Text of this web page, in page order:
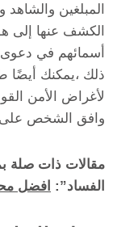
المبلغين
الكشف عنها إلى
أسمائهم في دعوى
ذلك ،يمكنك
لأغراض الأمن
وافق الشخص على
مقالات ذات صلة
الفساد”: افضل